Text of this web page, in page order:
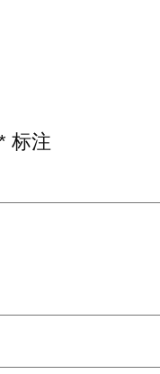
标注